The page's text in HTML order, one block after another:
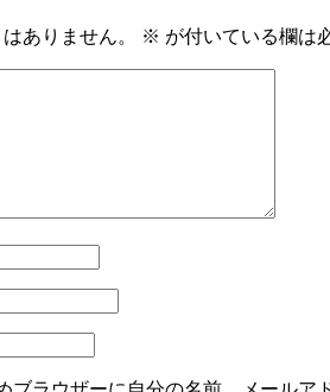
ありません。 ※ が付いている欄は